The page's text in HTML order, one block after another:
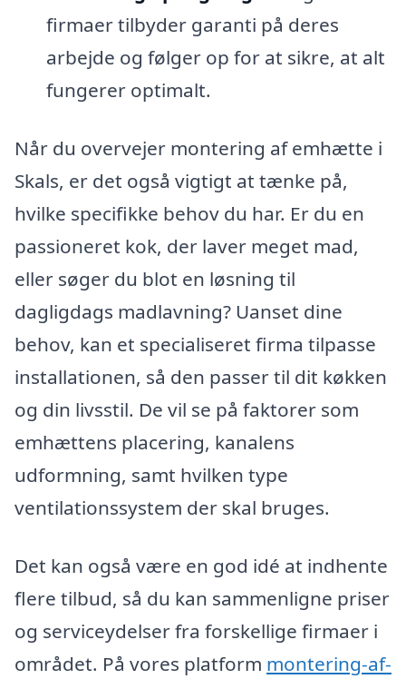
firmaer tilbyder garanti på deres
arbejde og følger op for at sikre, at alt
fungerer optimalt.
Når du overvejer montering af emhætte i
Skals, er det også vigtigt at tænke på,
hvilke specifikke behov du har. Er du en
passioneret kok, der laver meget mad,
eller søger du blot en løsning til
dagligdags madlavning? Uanset dine
behov, kan et specialiseret firma tilpasse
installationen, så den passer til dit køkken
og din livsstil. De vil se på faktorer som
emhættens placering, kanalens
udformning, samt hvilken type
ventilationssystem der skal bruges.
Det kan også være en god idé at indhente
flere tilbud, så du kan sammenligne priser
og serviceydelser fra forskellige firmaer i
området. På vores platform montering-af-